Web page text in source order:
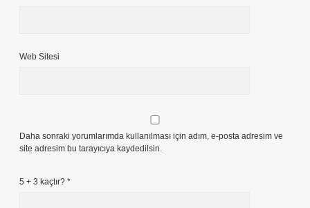
Web Sitesi
Daha sonraki yorumlarımda kullanılması için adım, e-posta adresim ve
site adresim bu tarayıcıya kaydedilsin.
5 + 3 kaçtır? *